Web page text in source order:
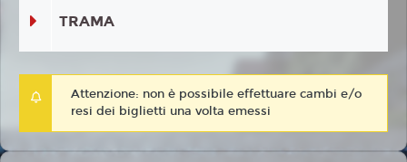
TRAMA
Attenzione: non è possibile effettuare cambi e/o
resi dei biglietti una volta emessi